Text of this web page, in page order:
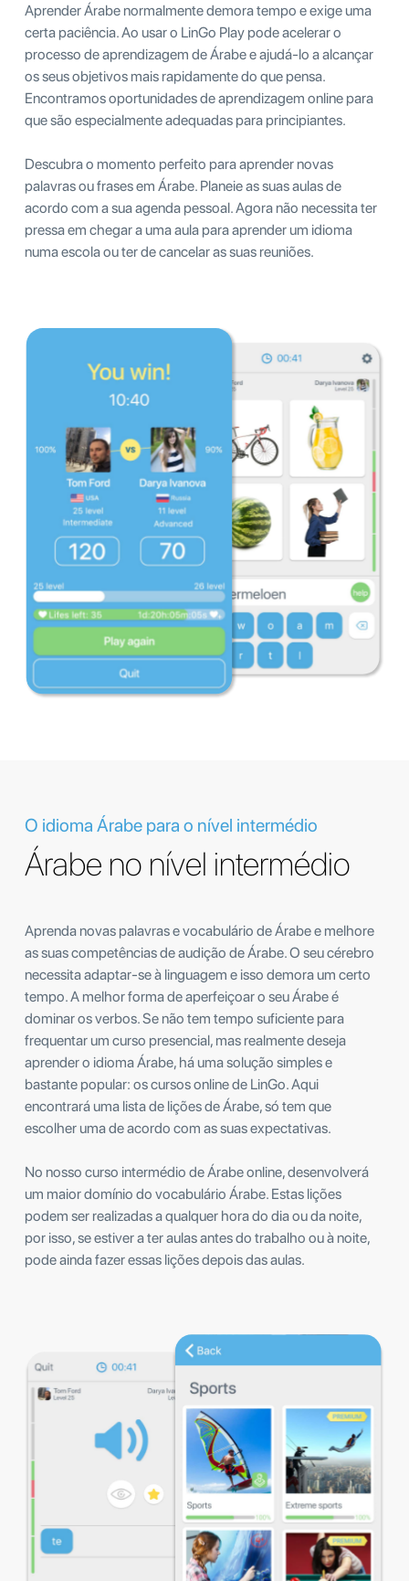
Aprender Árabe normalmente demora tempo e exige uma
certa paciência. Ao usar o LinGo Play pode acelerar o
processo de aprendizagem de Árabe e ajudá-lo a alcançar
os seus objetivos mais rapidamente do que pensa.
Encontramos oportunidades de aprendizagem online para
que são especialmente adequadas para principiantes.
Descubra o momento perfeito para aprender novas
palavras ou frases em Árabe. Planeie as suas aulas de
acordo com a sua agenda pessoal. Agora não necessita ter
pressa em chegar a uma aula para aprender um idioma
numa escola ou ter de cancelar as suas reuniões.
O idioma Árabe para o nível intermédio
Árabe no nível intermédio
Aprenda novas palavras e vocabulário de Árabe e melhore
as suas competências de audição de Árabe. O seu cérebro
necessita adaptar-se à linguagem e isso demora um certo
tempo. A melhor forma de aperfeiçoar o seu Árabe é
dominar os verbos. Se não tem tempo suficiente para
frequentar um curso presencial, mas realmente deseja
aprender o idioma Árabe, há uma solução simples e
bastante popular: os cursos online de LinGo. Aqui
encontrará uma lista de lições de Árabe, só tem que
escolher uma de acordo com as suas expectativas.
No nosso curso intermédio de Árabe online, desenvolverá
um maior domínio do vocabulário Árabe. Estas lições
podem ser realizadas a qualquer hora do dia ou da noite,
por isso, se estiver a ter aulas antes do trabalho ou à noite,
pode ainda fazer essas lições depois das aulas.